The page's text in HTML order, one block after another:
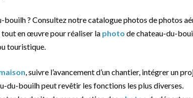
bouilh ? Consultez notre catalogue photos de photos
tout en œuvre pour réaliser la photo de chateau-du-
touristique.
, suivre l’avancement d’un chantier, intégrer un
du-bouilh peut revêtir les fonctions les plus diverses.